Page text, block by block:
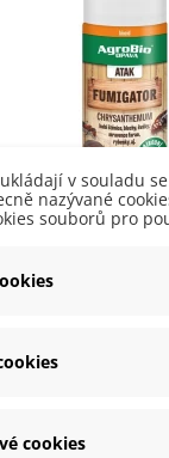
proti škůdcům -
v souladu
nazývané
souborů pro
cookies